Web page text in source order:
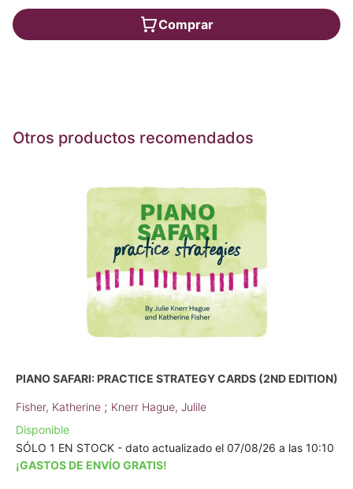
Comprar
Otros productos recomendados
PIANO SAFARI: PRACTICE STRATEGY CARDS (2ND EDITION)
Fisher, Katherine ; Knerr Hague, Julile
Disponible
SÓLO 1 EN STOCK - dato actualizado el 07/08/26 a las 10:10
¡GASTOS DE ENVÍO GRATIS!